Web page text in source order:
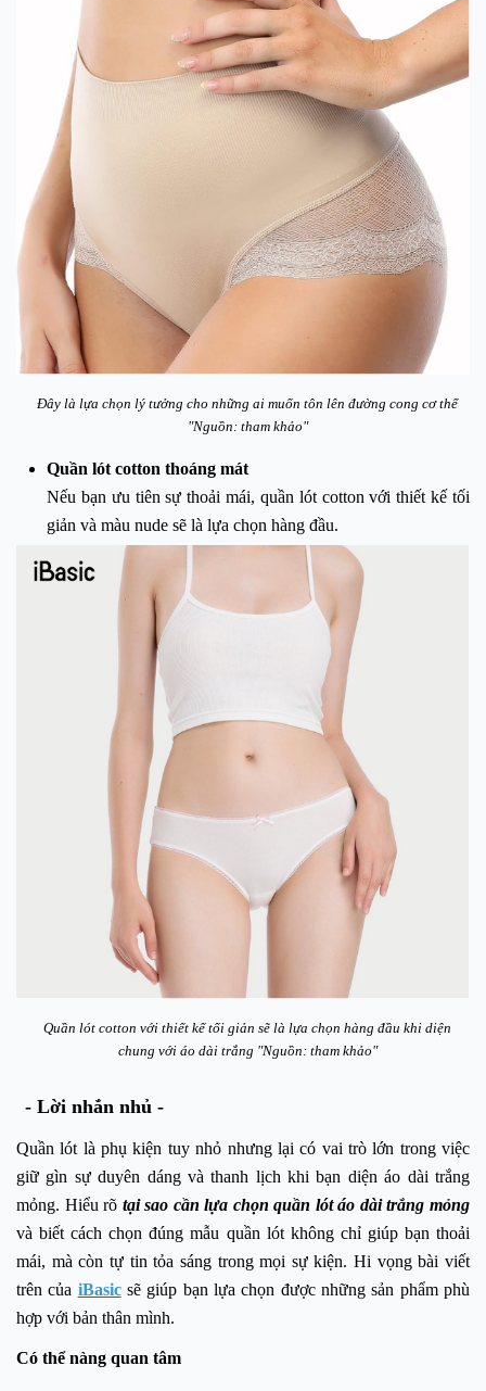
Đây là lựa chọn lý tưởng cho những ai muốn tôn lên đường cong cơ thể
"Nguồn: tham khảo"
Quần lót cotton thoáng mát
Nếu bạn ưu tiên sự thoải mái, quần lót cotton với thiết kế tối
giản và màu nude sẽ là lựa chọn hàng đầu.
Quần lót cotton với thiết kế tối giản sẽ là lựa chọn hàng đầu khi diện
chung với áo dài trắng "Nguồn: tham khảo"
- Lời nhắn nhủ -
Quần lót là phụ kiện tuy nhỏ nhưng lại có vai trò lớn trong việc
giữ gìn sự duyên dáng và thanh lịch khi bạn diện áo dài trắng
mỏng. Hiểu rõ tại sao cần lựa chọn quần lót áo dài trắng mỏng
và biết cách chọn đúng mẫu quần lót không chỉ giúp bạn thoải
mái, mà còn tự tin tỏa sáng trong mọi sự kiện. Hi vọng bài viết
trên của iBasicsẽ giúp bạn lựa chọn được những sản phẩm phù
hợp với bản thân mình.
Có thể nàng quan tâm